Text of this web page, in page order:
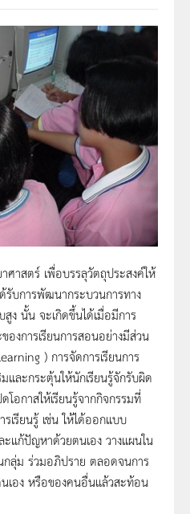
ศาสตร์ เพื่อบรรลุวัตถุประสงค์ให้
รับการพัฒนากระบวนการทาง
ง นั้น จะเกิดขึ้นได้เมื่อมีการ
งการเรียนการสอนอย่างมีส่วน
) การจัดการเรียนการ
ละกระตุ้นให้นักเรียนรู้จักรับผิด
โอกาสให้เรียนรู้จากกิจกรรมที่
เรียนรู้ เช่น ให้ได้ออกแบบ
แก้ปัญหาด้วยตนเอง วางแผนใน
กลุ่ม ร่วมอภิปราย ตลอดจนการ
เอง หรือของคนอื่นแล้วสะท้อน